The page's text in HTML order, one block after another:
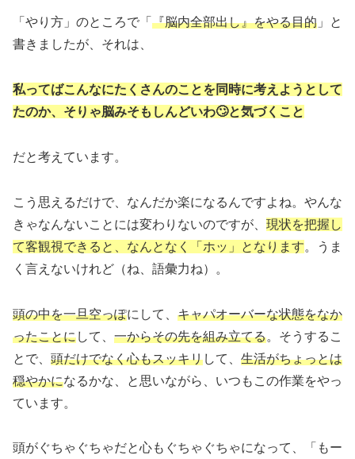
「やり方」のところで「 『脳内全部出し』をやる目的 」と
書きましたが、それは、
私ってばこんなにたくさんのことを同時に考えようとして
たのか、そりゃ脳みそもしんどいわ🙄と気づくこと
だと考えています。
こう思えるだけで、なんだか楽になるんですよね。やんな
きゃなんないことには変わりないのですが、 現状を把握し
て客観視できると、なんとなく「ホッ」となります。うま
く言えないけれど（ね、語彙力ね）。
頭の中を一旦空っぽにして、 キャパオーバーな状態をなか
ったことにして、 一からその先を組み立てる。そうするこ
とで、 頭だけでなく心もスッキリして、 生活がちょっとは
穏やかになるかな、と思いながら、いつもこの作業をやっ
ています。
頭がぐちゃぐちゃだと心もぐちゃぐちゃになって、「もー